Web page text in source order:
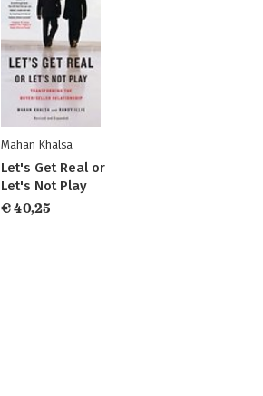
Mahan Khalsa
Let's Get Real or
Let's Not Play
€ 40,25